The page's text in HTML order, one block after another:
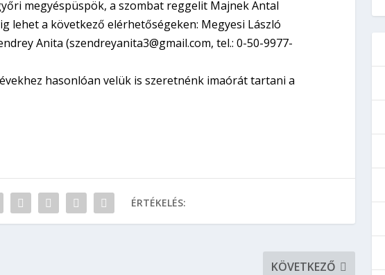
megyéspüspök, a szombat reggelit Majnek Antal
lehet a következő elérhetőségeken: Megyesi László
Anita (szendreyanita3@gmail.com, tel.: 0-50-9977-
hasonlóan velük is szeretnénk imaórát tartani a
ÉRTÉKELÉS:
KÖVETKEZŐ